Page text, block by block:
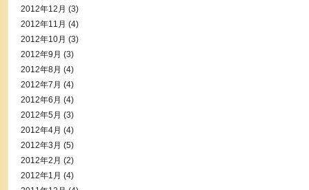
2012年12月 (3)
2012年11月 (4)
2012年10月 (3)
2012年9月 (3)
2012年8月 (4)
2012年7月 (4)
2012年6月 (4)
2012年5月 (3)
2012年4月 (4)
2012年3月 (5)
2012年2月 (2)
2012年1月 (4)